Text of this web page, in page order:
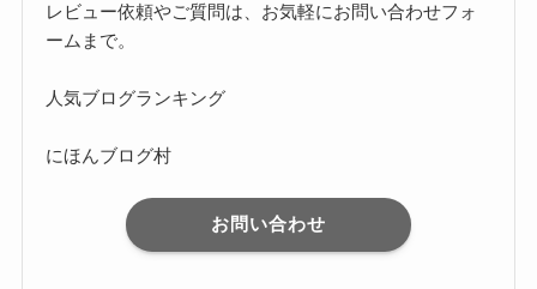
レビュー依頼やご質問は、お気軽にお問い合わせフォ
ーム まで。
人気ブログランキング
にほんブログ村
お問い合わせ